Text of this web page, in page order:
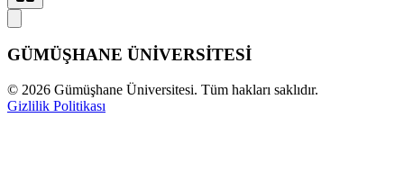
GÜMÜŞHANE ÜNİVERSİTESİ
© 2026 Gümüşhane Üniversitesi. Tüm hakları saklıdır.
Gizlilik Politikası